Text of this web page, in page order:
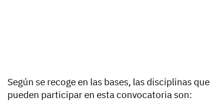
Según se recoge en las bases, las disciplinas que
pueden participar en esta convocatoria son: